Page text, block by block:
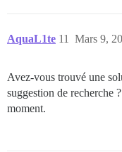
AquaL1te Mars 9,
11
Avez-vous trouvé une
suggestion de recherche
moment.